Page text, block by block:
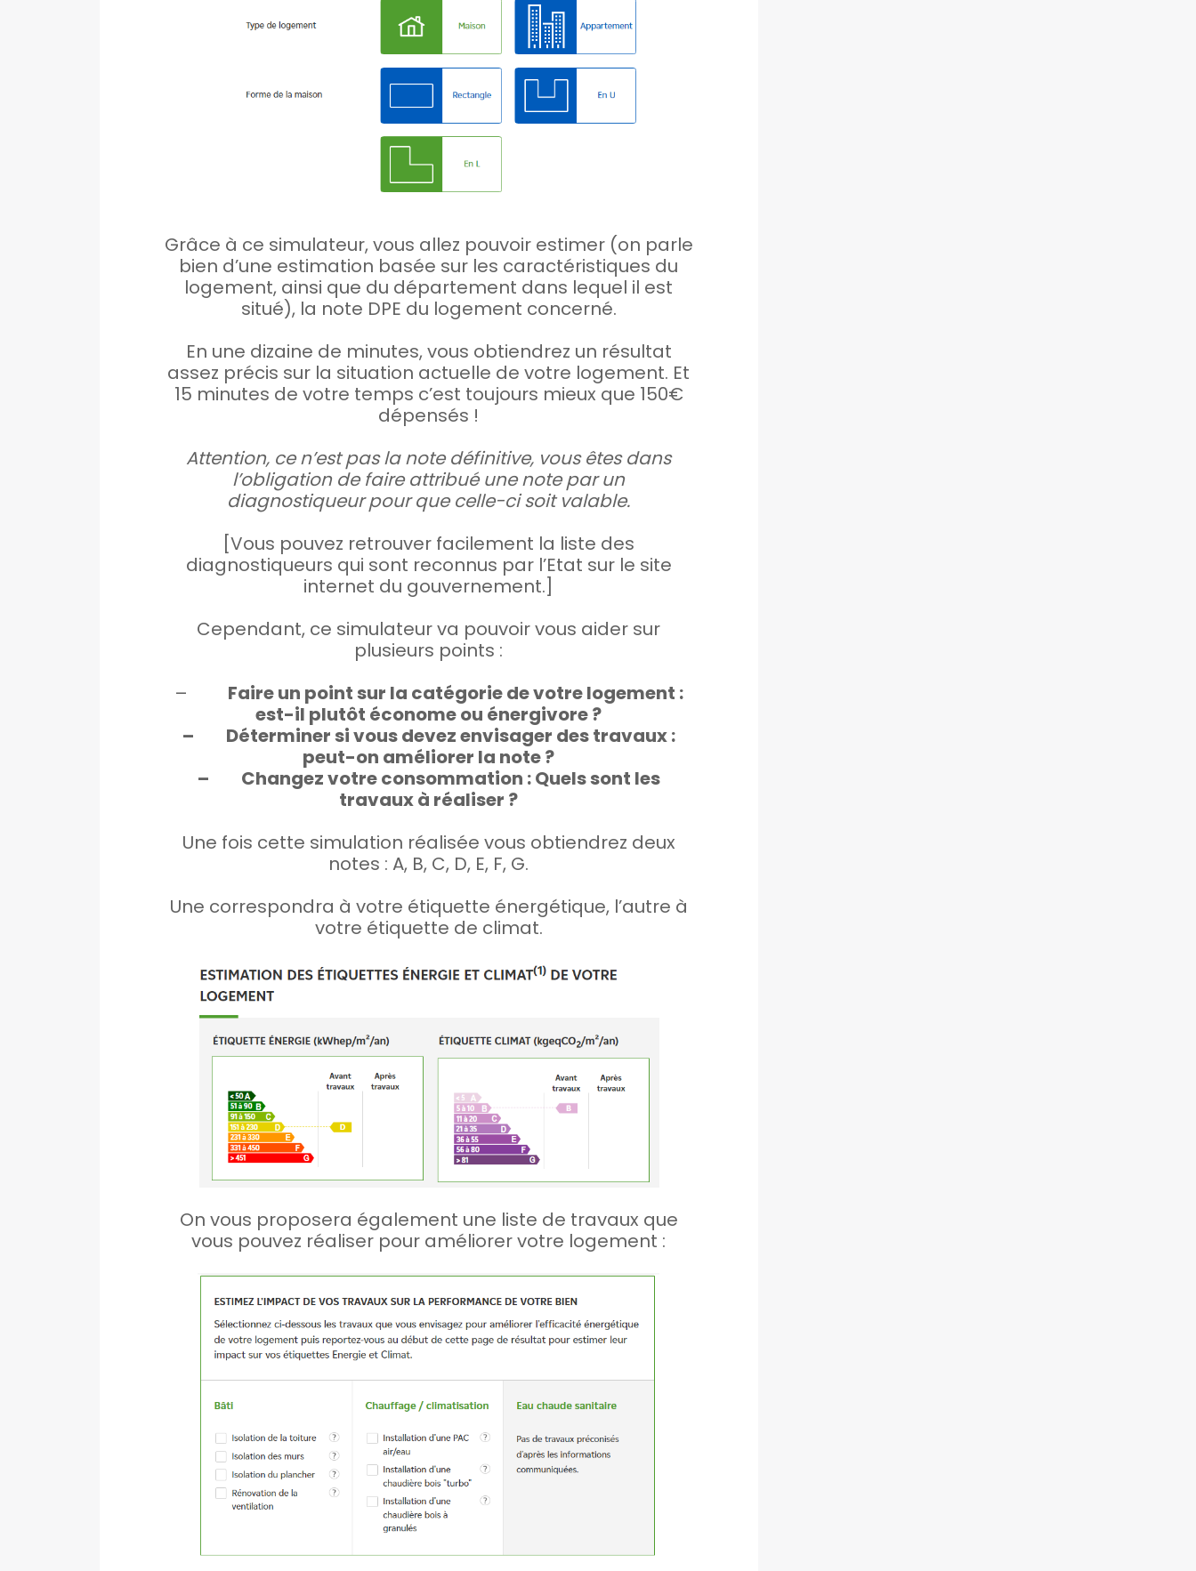
Grâce à ce simulateur, vous allez pouvoir estimer (on parle
bien d’une estimation basée sur les caractéristiques du
logement, ainsi que du département dans lequel il est
situé), la note DPE du logement concerné.
En une dizaine de minutes, vous obtiendrez un résultat
assez précis sur la situation actuelle de votre logement. Et
15 minutes de votre temps c’est toujours mieux que 150€
dépensés !
Attention, ce n’est pas la note définitive, vous êtes dans
l’obligation de faire attribué une note par un
diagnostiqueur pour que celle-ci soit valable.
[Vous pouvez retrouver facilement la liste des
diagnostiqueurs qui sont reconnus par l’Etat sur le site
internet du gouvernement.]
Cependant, ce simulateur va pouvoir vous aider sur
plusieurs points :
– Faire un point sur la catégorie de votre logement :
est-il plutôt économe ou énergivore ?
– Déterminer si vous devez envisager des travaux :
peut-on améliorer la note ?
– Changez votre consommation : Quels sont les
travaux à réaliser ?
Une fois cette simulation réalisée vous obtiendrez deux
notes : A, B, C, D, E, F, G.
Une correspondra à votre étiquette énergétique, l’autre à
votre étiquette de climat.
On vous proposera également une liste de travaux que
vous pouvez réaliser pour améliorer votre logement :